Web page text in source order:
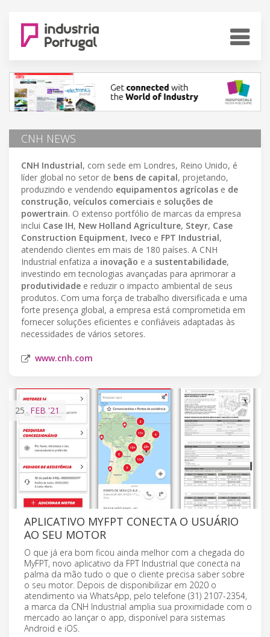
CNH NEWS
CNH Industrial, com sede em Londres, Reino Unido, é
líder global no setor de bens de capital, projetando,
produzindo e vendendo equipamentos agrícolas e de
construção, veículos comerciais e soluções de
powertrain. O extenso portfólio de marcas da empresa
inclui Case IH, New Holland Agriculture, Steyr, Case
Construction Equipment, Iveco e FPT Industrial,
atendendo clientes em mais de 180 países. A CNH
Industrial enfatiza a inovação e a sustentabilidade,
investindo em tecnologias avançadas para aprimorar a
produtividade e reduzir o impacto ambiental de seus
produtos. Com uma força de trabalho diversificada e uma
forte presença global, a empresa está comprometida em
fornecer soluções eficientes e confiáveis ​​adaptadas às
necessidades de vários setores.
www.cnh.com
25 FEB '21
APLICATIVO MYFPT CONECTA O USUÁRIO
AO SEU MOTOR
O que já era bom ficou ainda melhor com a chegada do
MyFPT, novo aplicativo da FPT Industrial que conecta na
palma da mão tudo o que o cliente precisa saber sobre
o seu motor. Depois de disponibilizar em 2020 o
atendimento via WhatsApp, pelo telefone (31) 2107-2354,
a marca da CNH Industrial amplia sua proximidade com o
mercado ao lançar o app, disponível para sistemas
Android e iOS.